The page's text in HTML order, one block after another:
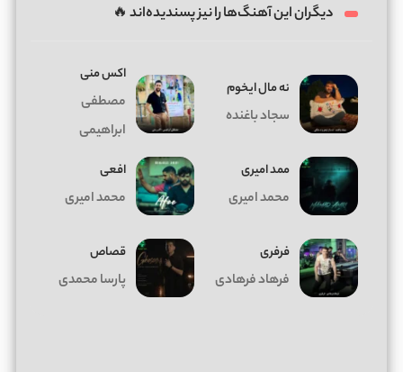
دیگران این آهنگ‌ها را نیز پسندیده‌اند 🔥
ﻧﻪ ﻣﺎل اﻳﺨﻮم
سجاد باغنده
اکس منی
مصطفی
ابراهیمی
ممد امیری
محمد امیری
افعی
محمد امیری
فرفری
فرهاد فرهادی
قصاص
پارسا محمدی